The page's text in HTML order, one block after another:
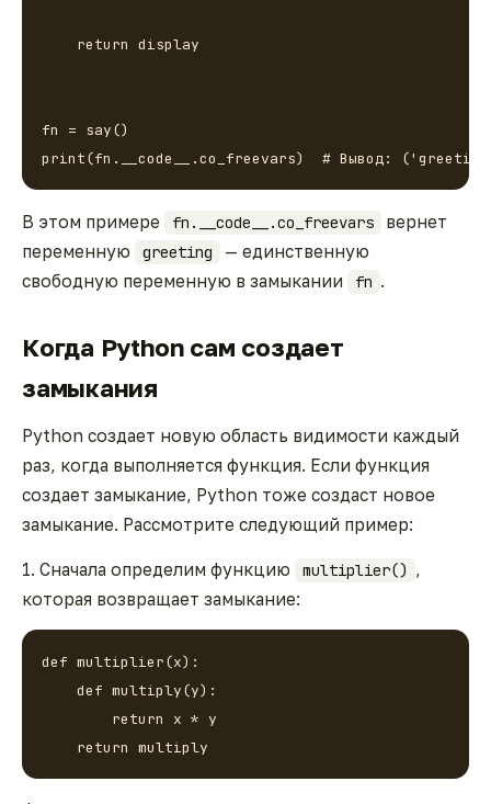
    return display
fn = say()
print(fn.__code__.co_freevars)  # Вывод:
В этом примере fn.__code__.co_freevars
вернет
переменную
greeting
— единственную
свободную переменную в замыкании
fn .
Когда Python сам создает
замыкания
Python создает новую область видимости каждый
раз, когда выполняется функция. Если функция
создает замыкание, Python тоже создаст новое
замыкание. Рассмотрите следующий пример:
1. Сначала определим функцию multiplier() ,
которая возвращает замыкание:
def multiplier(x):
    def multiply(y):
        return x * y
    return multiply